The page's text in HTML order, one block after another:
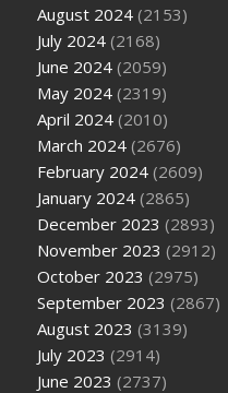
August 2024 (2153)
July 2024 (2168)
June 2024 (2059)
May 2024 (2319)
April 2024 (2010)
March 2024 (2676)
February 2024 (2609)
January 2024 (2865)
December 2023 (2893)
November 2023 (2912)
October 2023 (2975)
September 2023 (2867)
August 2023 (3139)
July 2023 (2914)
June 2023 (2737)